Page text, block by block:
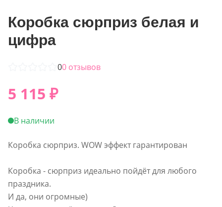
Коробка сюрприз белая и
цифра
00 отзывов
5 115 ₽
В наличии
Коробка сюрприз. WOW эффект гарантирован
Коробка - сюрприз идеально пойдёт для любого
праздника.
И да, они огромные)